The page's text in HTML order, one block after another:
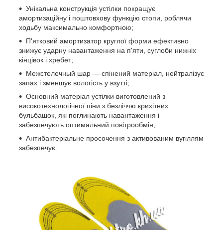
Унікальна конструкція устілки покращує
амортизаційну і поштовхову функцію стопи, роблячи
ходьбу максимально комфортною;
П'ятковий амортизатор круглої форми ефективно
знижує ударну навантаження на п'яти, суглоби нижніх
кінцівок і хребет;
Межстелечный шар — спінений матеріал, нейтралізує
запах і зменшує вологість у взутті;
Основний матеріал устілки виготовлений з
високотехнологічної піни з безліччю крихітних
бульбашок, які поглинають навантаження і
забезпечують оптимальний повітрообмін;
Антибактеріальне просочення з активованим вугіллям
забезпечує.